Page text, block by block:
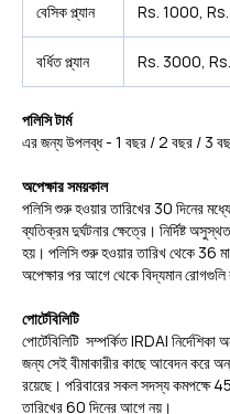
বেসিক প্ল্যান Rs. 1000,
বর্ধিত প্ল্যান Rs. 3000,
পলিসি টার্ম
এর জন্য উপলব্ধ - 1 বছর / 2 বছর / 3
অপেক্ষার সময়কাল
পলিসি শুরু হওয়ার তারিখের 30 দিনের
ব্যতিক্রম দুর্ঘটনার ক্ষেত্রে। নির্দিষ্ট
হয়। পলিসি শুরু হওয়ার তারিখ থেকে 36
অপেক্ষার পর আগে থেকে বিদ্যমান
পোর্টেবিলিটি
পোর্টেবিলিটি সম্পর্কিত IRDAI
জন্য সেই বীমাকারীর কাছে আবেদন করে
রয়েছে। পরিবারের সকল সদস্য কমপক্ষে
তারিখের 60 দিনের আগে নয়।